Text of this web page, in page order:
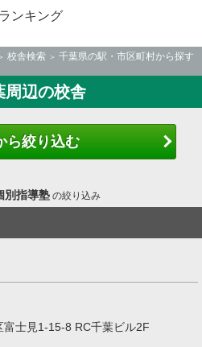
ンキング
校舎検索
千葉県の駅・市区町村から探す
周辺の校舎
ら絞り込む
別指導塾の絞り込み
富士見1-15-8 RC千葉ビル2F